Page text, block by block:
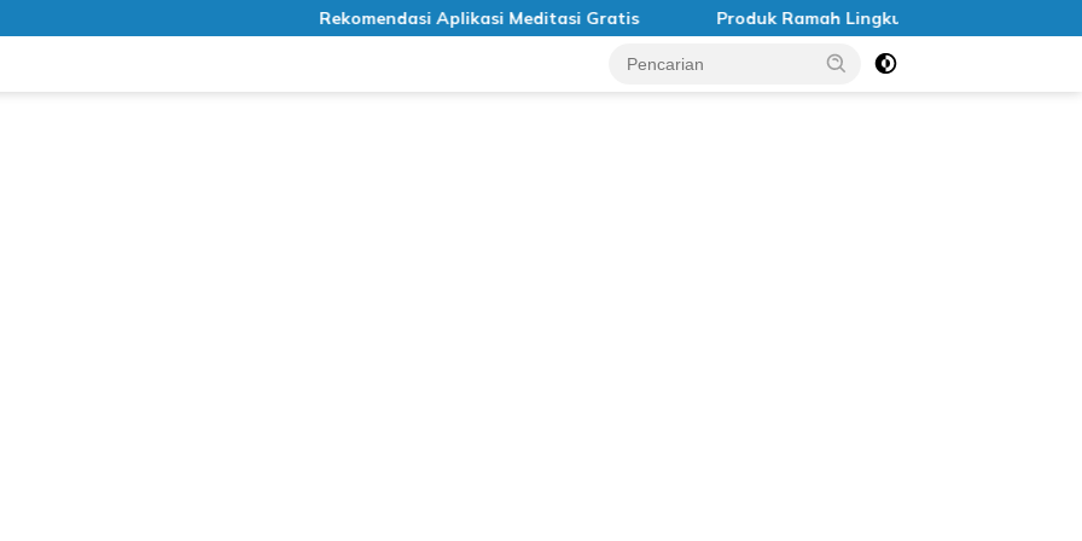
Rekomendasi Aplikasi Meditasi Gratis Produk Ramah Lingkungan di Indonesia